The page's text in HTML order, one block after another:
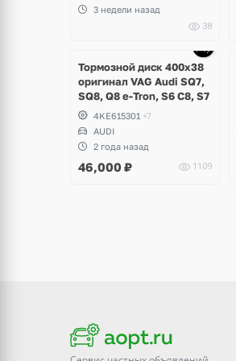
3 недели назад
38
Тормозной диск 400х38
оригинал VAG Audi SQ7,
SQ8, Q8 e-Tron, S6 C8, S7
4KE615301 +7
AUDI
2 года назад
46,000 ₽ 1109